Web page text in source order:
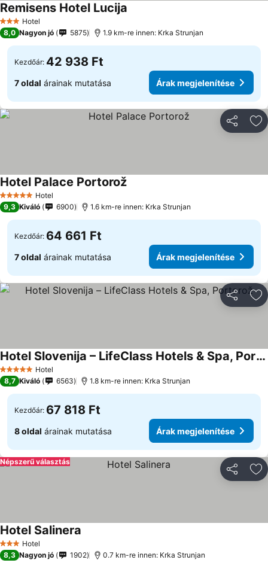
3 Kategória
Hotel
Remisens Hotel Lucija
8,0 Nagyon jó 5875 1.9 km-re innen: Krka Strunjan
Kezdőár: 42 938 Ft
7 oldal árainak mutatása Árak megjelenítése
5 KategóriaHotel
Hotel Palace PortorožÁrak megjelenítése
9,3 Kiváló 6900 1.6 km-re innen: Krka Strunjan
Kezdőár: 64 661 Ft
7 oldal árainak mutatása Árak megjelenítése
5 KategóriaHotel
Hotel Slovenija – LifeClass Hotels & Spa, Portorož
Árak megjelenítése
8,7 Kiváló 6563 1.8 km-re innen: Krka Strunjan
Kezdőár: 67 818 Ft
8 oldal árainak mutatása Árak megjelenítése
Népszerű választás
3 Kategória
Hotel
Hotel Salinera
8,3 Nagyon jó 1902 0.7 km-re innen: Krka Strunjan